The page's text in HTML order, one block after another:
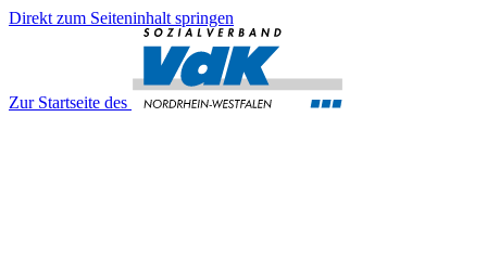
Direkt zum Seiteninhalt springen
Zur Startseite des